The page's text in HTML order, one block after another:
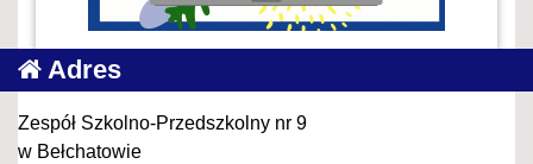
Adres
Zespół Szkolno-Przedszkolny nr 9
w Bełchatowie